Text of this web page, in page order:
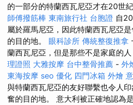
的一部分的特蘭西瓦尼亞才在20世紀
師傅撥筋棒 東南旅行社 台胞證 自
屬於羅馬尼亞，因此特蘭西瓦尼亞
的目的地。 眼科診所 傳統整復推拿
蘭西瓦尼亞，但是那些不是家庭的人
理證照 大雅按摩 台中整骨推薦 - 外
東海按摩 seo 優化 四門冰箱 外燴
與特蘭西瓦尼亞的友好聯繫也令人
奮的目的地。 意大利被正確地認為